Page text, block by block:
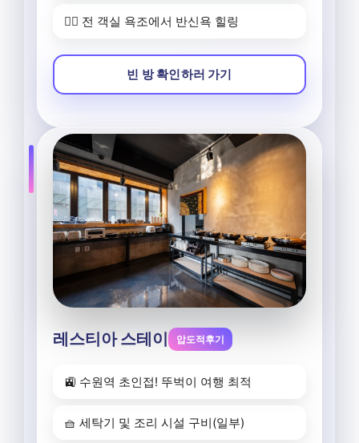
🧖‍♀️ 전 객실 욕조에서 반신욕 힐링
빈 방 확인하러 가기
레스티아 스테이 압도적후기
🚉 수원역 초인접! 뚜벅이 여행 최적
🧺 세탁기 및 조리 시설 구비(일부)